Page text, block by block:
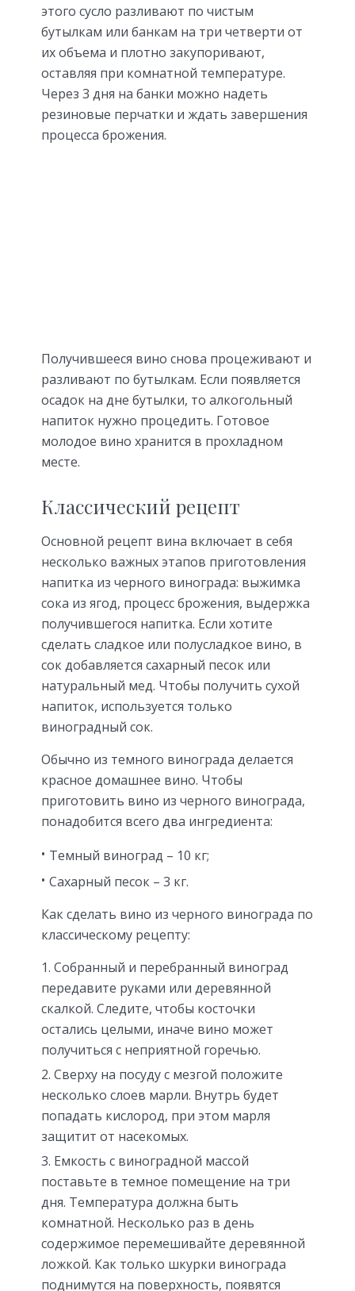
этого сусло разливают по чистым
бутылкам или банкам на три четверти от
их объема и плотно закупоривают,
оставляя при комнатной температуре.
Через 3 дня на банки можно надеть
резиновые перчатки и ждать завершения
процесса брожения.
Получившееся вино снова процеживают и
разливают по бутылкам. Если появляется
осадок на дне бутылки, то алкогольный
напиток нужно процедить. Готовое
молодое вино хранится в прохладном
месте.
Классический рецепт
Основной рецепт вина включает в себя
несколько важных этапов приготовления
напитка из черного винограда: выжимка
сока из ягод, процесс брожения, выдержка
получившегося напитка. Если хотите
сделать сладкое или полусладкое вино, в
сок добавляется сахарный песок или
натуральный мед. Чтобы получить сухой
напиток, используется только
виноградный сок.
Обычно из темного винограда делается
красное домашнее вино. Чтобы
приготовить вино из черного винограда,
понадобится всего два ингредиента:
Темный виноград – 10 кг;
Сахарный песок – 3 кг.
Как сделать вино из черного винограда по
классическому рецепту:
Собранный и перебранный виноград
передавите руками или деревянной
скалкой. Следите, чтобы косточки
остались целыми, иначе вино может
получиться с неприятной горечью.
Сверху на посуду с мезгой положите
несколько слоев марли. Внутрь будет
попадать кислород, при этом марля
защитит от насекомых.
Емкость с виноградной массой
поставьте в темное помещение на три
дня. Температура должна быть
комнатной. Несколько раз в день
содержимое перемешивайте деревянной
ложкой. Как только шкурки винограда
поднимутся на поверхность, появятся